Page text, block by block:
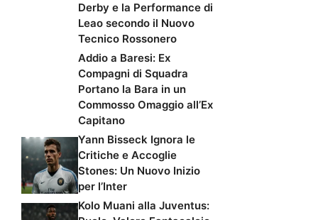
Derby e la Performance di
Leao secondo il Nuovo
Tecnico Rossonero
Addio a Baresi: Ex
Compagni di Squadra
Portano la Bara in un
Commosso Omaggio all’Ex
Capitano
Yann Bisseck Ignora le
Critiche e Accoglie
Stones: Un Nuovo Inizio
per l’Inter
Kolo Muani alla Juventus: